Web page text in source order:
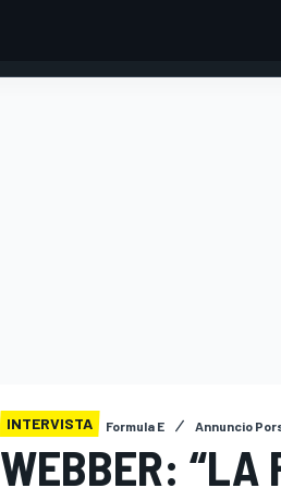
INTERVISTA Formula E Annuncio
WEBBER: “LA